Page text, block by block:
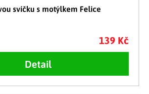
svíčku s motýlkem Felice
139 Kč
Detail